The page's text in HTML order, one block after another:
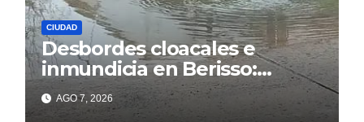
CIUDAD
Desbordes cloacales e
inmundicia en Berisso:
colapso de la red en la calle
14AGO 7, 2026